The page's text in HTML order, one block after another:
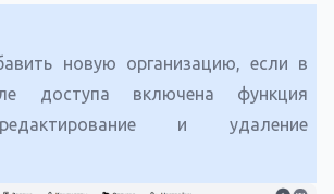
новую организацию, если в
доступа включена функция
и удаление